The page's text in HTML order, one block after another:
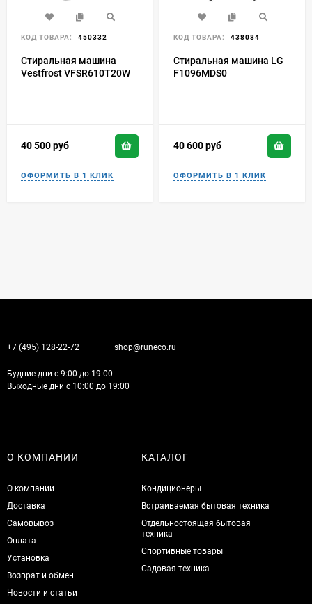
КОД ТОВАРА: 450332
Стиральная машина
Vestfrost VFSR610T20W
40 500руб
КОД ТОВАРА: 438084
Стиральная машина LG
F1096MDS0
40 600руб
+7 (495) 128-22-72 shop@runeco.ru
Будние дни с 9:00 до 19:00
Выходные дни с 10:00 до 19:00
О КОМПАНИИ
О компании
Доставка
Самовывоз
Оплата
Установка
Возврат и обмен
Новости и статьи
КАТАЛОГ
Кондиционеры
Встраиваемая бытовая техника
Отдельностоящая бытовая
техника
Спортивные товары
Садовая техника